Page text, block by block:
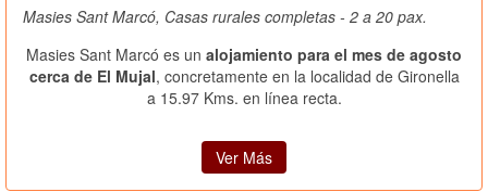
Masies Sant Marcó, Casas rurales completas - 2 a 20 pax.
Masies Sant Marcó es un alojamiento para el mes de agosto
cerca de El Mujal, concretamente en la localidad de Gironella
a 15.97 Kms. en línea recta.
Ver Más